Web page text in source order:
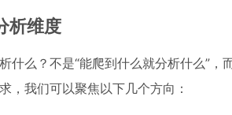
析维度
什么？不是“能爬到什么就分析什么”，
，我们可以聚焦以下几个方向：